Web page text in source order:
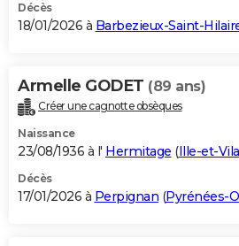
Décès
18/01/2026 à Barbezieux-Saint-
Armelle GODET (89 ans)
Créer une cagnotte obsèques
Naissance
23/08/1936 à l' Hermitage (Ille-et-
Décès
17/01/2026 à Perpignan (Pyrénées-